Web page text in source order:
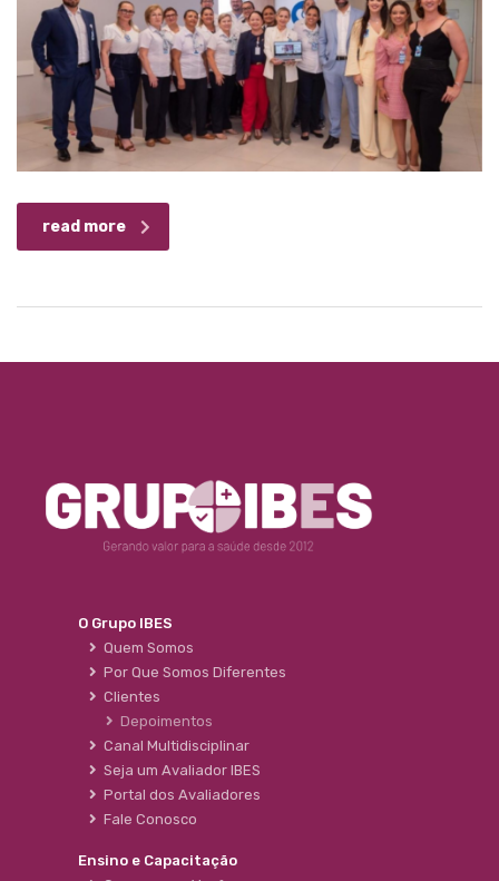
read more
O Grupo IBES
Quem Somos
Por Que Somos Diferentes
Clientes
Depoimentos
Canal Multidisciplinar
Seja um Avaliador IBES
Portal dos Avaliadores
Fale Conosco
Ensino e Capacitação